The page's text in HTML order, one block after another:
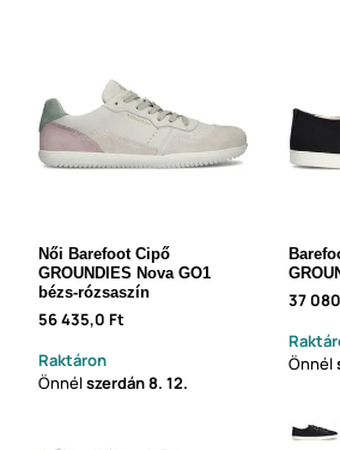
Női Barefoot Cipő
GROUNDIES Nova GO1
bézs-rózsaszín
56 435,0 Ft
Raktáron
Önnélszerdán8. 12.
37
Önnél